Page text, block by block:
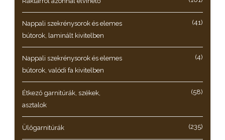
Nappali szekrénysorok és elemes
bútorok, laminált kivitelben
(41)
Nappali szekrénysorok és elemes
bútorok, valódi fa kivitelben
(4)
Étkező garnitúrák, székek,
asztalok
(58)
Ülőgarnitúrák (235)